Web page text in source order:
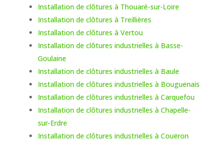
Installation de clôtures à Thouaré-sur-Loire
Installation de clôtures à Treillières
Installation de clôtures à Vertou
Installation de clôtures industrielles à Basse-
Goulaine
Installation de clôtures industrielles à Baule
Installation de clôtures industrielles à Bouguenais
Installation de clôtures industrielles à Carquefou
Installation de clôtures industrielles à Chapelle-
sur-Erdre
Installation de clôtures industrielles à Couëron